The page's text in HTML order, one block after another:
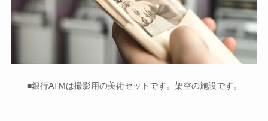
■銀行ATMは撮影用の美術セットです。架空の施設です。